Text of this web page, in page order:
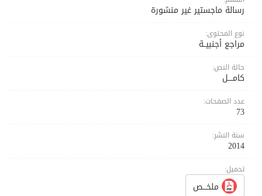
رسالة ماجستير غير منشورة
نوع المحتوى:
مراجع أجنبيــة
حالة النص:
كامــــل
عدد الصفحات:
73
سنة النشر:
2014
تحميل:
ملخـــص